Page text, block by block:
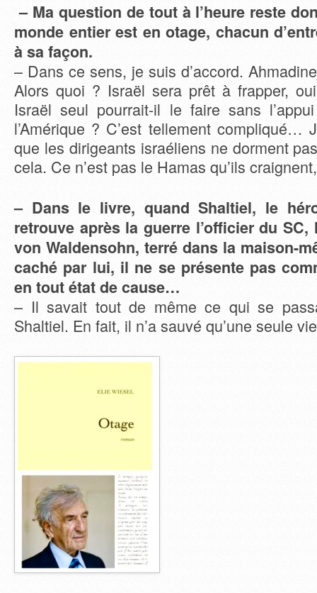
– Ma question de tout à l’heure reste
monde entier est en otage, chacun
à sa façon.
– Dans ce sens, je suis d’accord.
Alors quoi ? Israël sera prêt à frapper,
Israël seul pourrait-il le faire sans
l’Amérique ? C’est tellement compliqué…
que les dirigeants israéliens ne dorment
cela. Ce n’est pas le Hamas qu’ils craignent,
– Dans le livre, quand Shaltiel, le
retrouve après la guerre l’officier du
von Waldensohn, terré dans la maison-
caché par lui, il ne se présente pas
en tout état de cause…
– Il savait tout de même ce qui se
Shaltiel. En fait, il n’a sauvé qu’une seule